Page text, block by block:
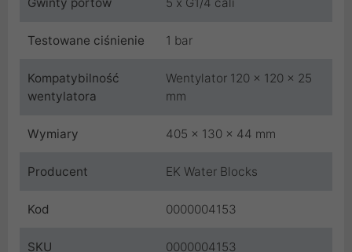
Testowane ciśnienie 1 bar
Kompatybilność
wentylatora
Wentylator 120 x 120 x 25
mm
Wymiary 405 x 130 x 44 mm
Producent EK Water Blocks
Kod 0000004153
SKU 0000004153